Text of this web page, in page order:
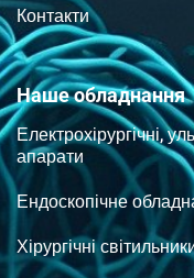
Контакти
Наше обладнання
Електрохірургічні,
апарати
Ендоскопічне
Хірургічні